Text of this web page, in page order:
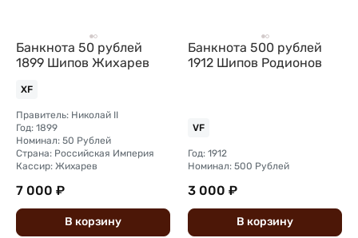
Банкнота 50 рублей
1899 Шипов Жихарев
XF
Правитель: Николай II
Год: 1899
Номинал: 50 Рублей
Страна: Российская Империя
Кассир: Жихарев
7 000 ₽
В корзину
Банкнота 500 рублей
1912 Шипов Родионов
VF
Год: 1912
Номинал: 500 Рублей
3 000 ₽
В корзину